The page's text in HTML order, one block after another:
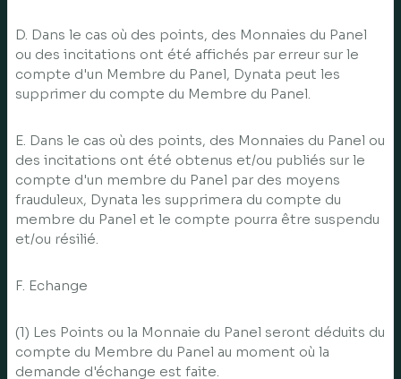
D. Dans le cas où des points, des Monnaies du Panel
ou des incitations ont été affichés par erreur sur le
compte d'un Membre du Panel, Dynata peut les
supprimer du compte du Membre du Panel.
E. Dans le cas où des points, des Monnaies du Panel ou
des incitations ont été obtenus et/ou publiés sur le
compte d'un membre du Panel par des moyens
frauduleux, Dynata les supprimera du compte du
membre du Panel et le compte pourra être suspendu
et/ou résilié.
F. Echange
(1) Les Points ou la Monnaie du Panel seront déduits du
compte du Membre du Panel au moment où la
demande d'échange est faite.